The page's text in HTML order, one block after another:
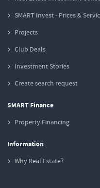
SMART Invest - Prices &
Projects
Club Deals
Investment Stories
Create search request
SMART Finance
Property Financing
Information
Why Real Estate?